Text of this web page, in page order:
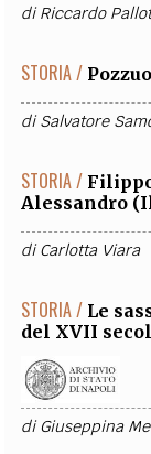
diRiccardo
STORIA /
diSalvatore
STORIA /
Alessandro
diCarlotta Viara
STORIA / Le
del XVII
diGiuseppina